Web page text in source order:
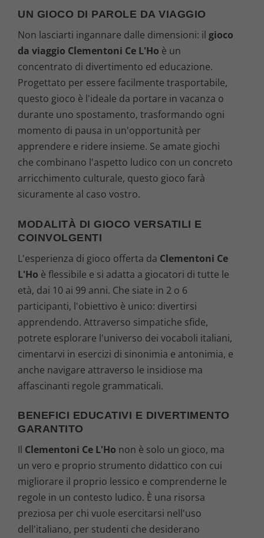
UN GIOCO DI PAROLE DA VIAGGIO
Non lasciarti ingannare dalle dimensioni: il gioco
da viaggio Clementoni Ce L'Ho è un
concentrato di divertimento ed educazione.
Progettato per essere facilmente trasportabile,
questo gioco è l'ideale da portare in vacanza o
durante uno spostamento, trasformando ogni
momento di pausa in un'opportunità per
apprendere e ridere insieme. Se amate giochi
che combinano l'aspetto ludico con un concreto
arricchimento culturale, questo gioco farà
sicuramente al caso vostro.
MODALITÀ DI GIOCO VERSATILI E
COINVOLGENTI
L'esperienza di gioco offerta da Clementoni Ce
L'Ho è flessibile e si adatta a giocatori di tutte le
età, dai 10 ai 99 anni. Che siate in 2 o 6
participanti, l'obiettivo è unico: divertirsi
apprendendo. Attraverso simpatiche sfide,
potrete esplorare l'universo dei vocaboli italiani,
cimentarvi in esercizi di sinonimia e antonimia, e
anche navigare attraverso le insidiose ma
affascinanti regole grammaticali.
BENEFICI EDUCATIVI E DIVERTIMENTO
GARANTITO
Il Clementoni Ce L'Ho non è solo un gioco, ma
un vero e proprio strumento didattico con cui
migliorare il proprio lessico e comprenderne le
regole in un contesto ludico. È una risorsa
preziosa per chi vuole esercitarsi nell'uso
dell'italiano, per studenti che desiderano